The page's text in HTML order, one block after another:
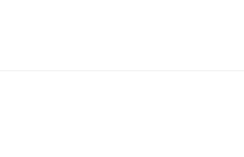
Een